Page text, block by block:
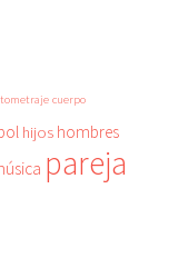
cuerpo
hijos hombres
pareja